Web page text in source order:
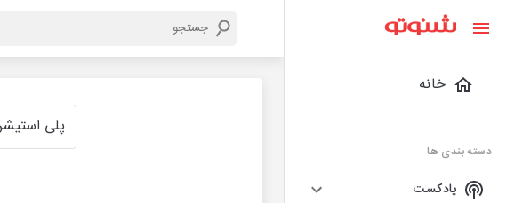
خانه
دسته بندی ها
پادکست